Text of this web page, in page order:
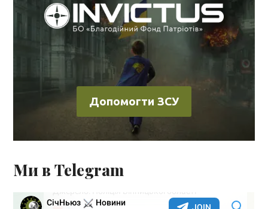
Допомогти ЗСУ
Ми в Telegram